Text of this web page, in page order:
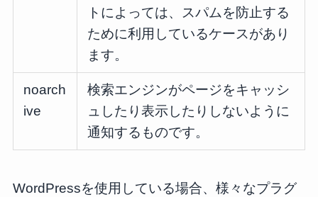
トによっては、スパムを防止する
ために利用しているケースがあり
ます。
noarch
ive
検索エンジンがページをキャッシ
ュしたり表示したりしないように
通知するものです。
WordPressを使用している場合、様々なプラグ